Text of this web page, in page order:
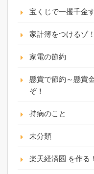
宝くじで一攫千金
家計簿をつけるゾ！
家電の節約
懸賞で節約～懸賞
ぞ！
持病のこと
未分類
楽天経済圏 を作る